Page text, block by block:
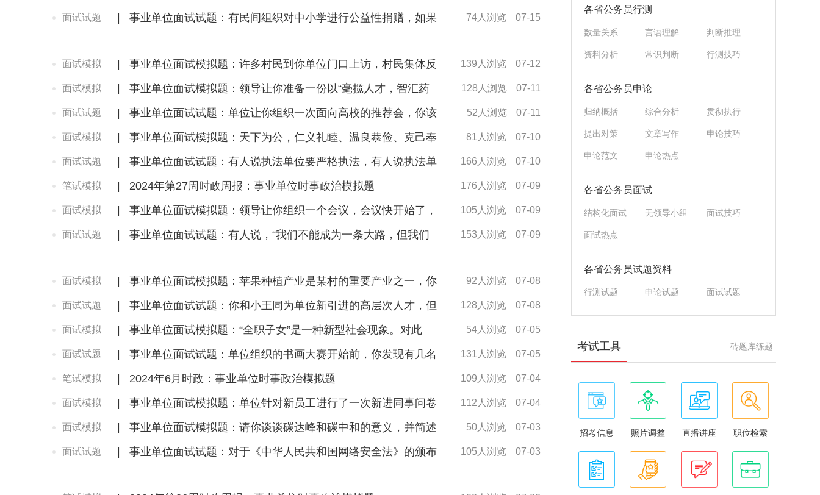
07-15
74人浏览
面试试题 事业单位面试试题：有民间组织对中小学进行公益性捐赠，如果
07-12
139人浏览
面试模拟 事业单位面试模拟题：许多村民到你单位门口上访，村民集体反
07-11
128人浏览
面试模拟 事业单位面试模拟题：领导让你准备一份以“毫揽人才，智汇药
07-11
52人浏览
面试试题 事业单位面试试题：单位让你组织一次面向高校的推荐会，你该
07-10
81人浏览
面试模拟 事业单位面试模拟题：天下为公，仁义礼睦、温良恭俭、克己奉
07-10
166人浏览
面试试题 事业单位面试试题：有人说执法单位要严格执法，有人说执法单
07-09
176人浏览
笔试模拟 2024年第27周时政周报：事业单位时事政治模拟题
07-09
105人浏览
面试模拟 事业单位面试模拟题：领导让你组织一个会议，会议快开始了，
07-09
153人浏览
面试试题 事业单位面试试题：有人说，“我们不能成为一条大路，但我们
07-08
92人浏览
面试模拟 事业单位面试模拟题：苹果种植产业是某村的重要产业之一，你
07-08
128人浏览
面试试题 事业单位面试试题：你和小王同为单位新引进的高层次人才，但
07-05
54人浏览
面试模拟 事业单位面试模拟题：“全职子女”是一种新型社会现象。对此
07-05
131人浏览
面试试题 事业单位面试试题：单位组织的书画大赛开始前，你发现有几名
07-04
109人浏览
笔试模拟 2024年6月时政：事业单位时事政治模拟题
07-04
112人浏览
面试模拟 事业单位面试模拟题：单位针对新员工进行了一次新进同事问卷
07-03
50人浏览
面试模拟 事业单位面试模拟题：请你谈谈碳达峰和碳中和的意义，并简述
07-03
105人浏览
面试试题 事业单位面试试题：对于《中华人民共和国网络安全法》的颁布
各省公务员行测
数量关系 言语理解 判断推理
资料分析 常识判断 行测技巧
各省公务员申论
归纳概括 综合分析 贯彻执行
提出对策 文章写作 申论技巧
申论范文 申论热点
各省公务员面试
结构化面试 无领导小组 面试技巧
面试热点
各省公务员试题资料
行测试题 申论试题 面试试题
砖题库练题
考试工具
招考信息 照片调整 直播讲座 职位检索